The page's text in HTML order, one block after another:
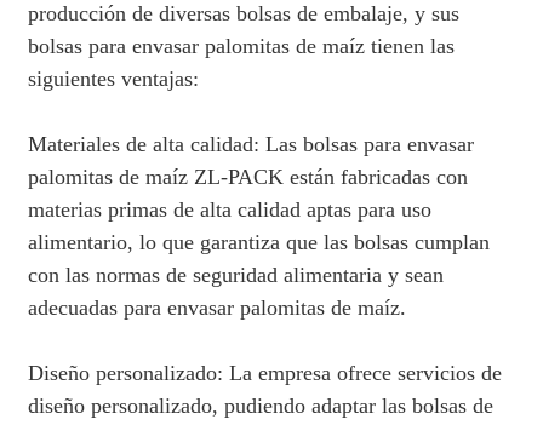
producción de diversas bolsas de embalaje, y sus
bolsas para envasar palomitas de maíz tienen las
siguientes ventajas:
Materiales de alta calidad: Las bolsas para envasar
palomitas de maíz ZL-PACK están fabricadas con
materias primas de alta calidad aptas para uso
alimentario, lo que garantiza que las bolsas cumplan
con las normas de seguridad alimentaria y sean
adecuadas para envasar palomitas de maíz.
Diseño personalizado: La empresa ofrece servicios de
diseño personalizado, pudiendo adaptar las bolsas de